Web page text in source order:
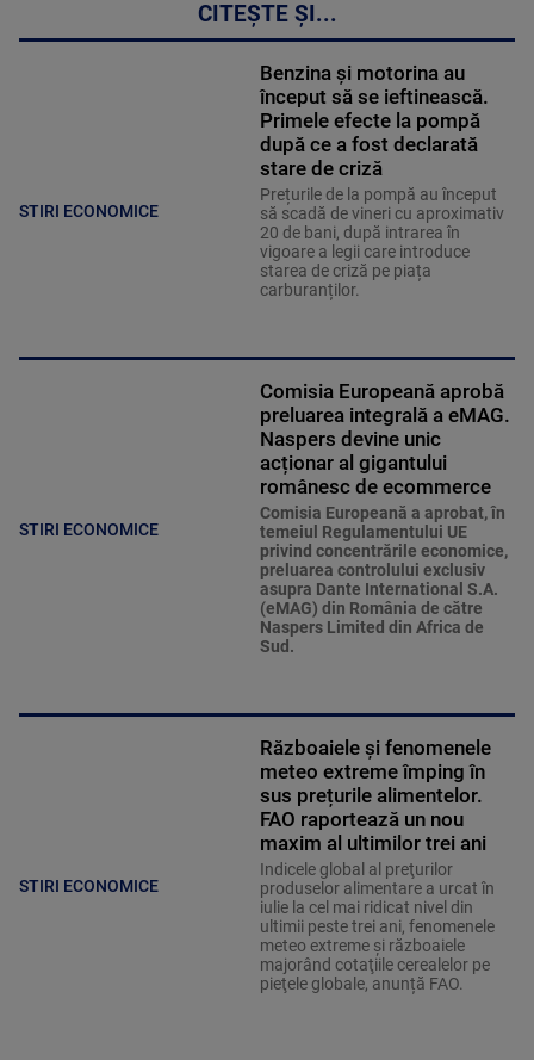
CITEȘTE ȘI...
STIRI ECONOMICE
Benzina și motorina au
început să se ieftinească.
Primele efecte la pompă
după ce a fost declarată
stare de criză
Prețurile de la pompă au început
să scadă de vineri cu aproximativ
20 de bani, după intrarea în
vigoare a legii care introduce
starea de criză pe piața
carburanților.
STIRI ECONOMICE
Comisia Europeană aprobă
preluarea integrală a eMAG.
Naspers devine unic
acționar al gigantului
românesc de ecommerce
Comisia Europeană a aprobat, în
temeiul Regulamentului UE
privind concentrările economice,
preluarea controlului exclusiv
asupra Dante International S.A.
(eMAG) din România de către
Naspers Limited din Africa de
Sud.
STIRI ECONOMICE
Războaiele și fenomenele
meteo extreme împing în
sus prețurile alimentelor.
FAO raportează un nou
maxim al ultimilor trei ani
Indicele global al preţurilor
produselor alimentare a urcat în
iulie la cel mai ridicat nivel din
ultimii peste trei ani, fenomenele
meteo extreme şi războaiele
majorând cotaţiile cerealelor pe
pieţele globale, anunță FAO.